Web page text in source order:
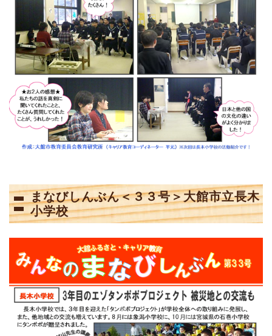
まなびしんぶん＜３３号＞大館市立長木
小学校